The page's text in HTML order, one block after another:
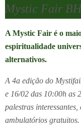
Mystic Fair BH
A Mystic Fair é o
espiritualidade
alternativos.
A 4a edição do
e 16/02 das 10:00h as
palestras
ambulatórios gratuitos.